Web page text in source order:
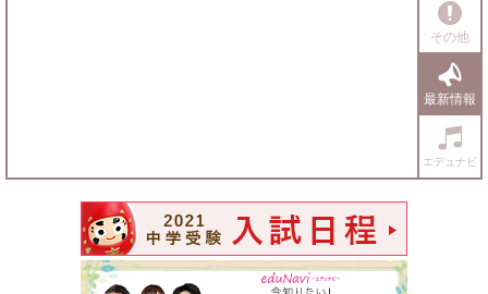
その他
最新情報
エデュナビ